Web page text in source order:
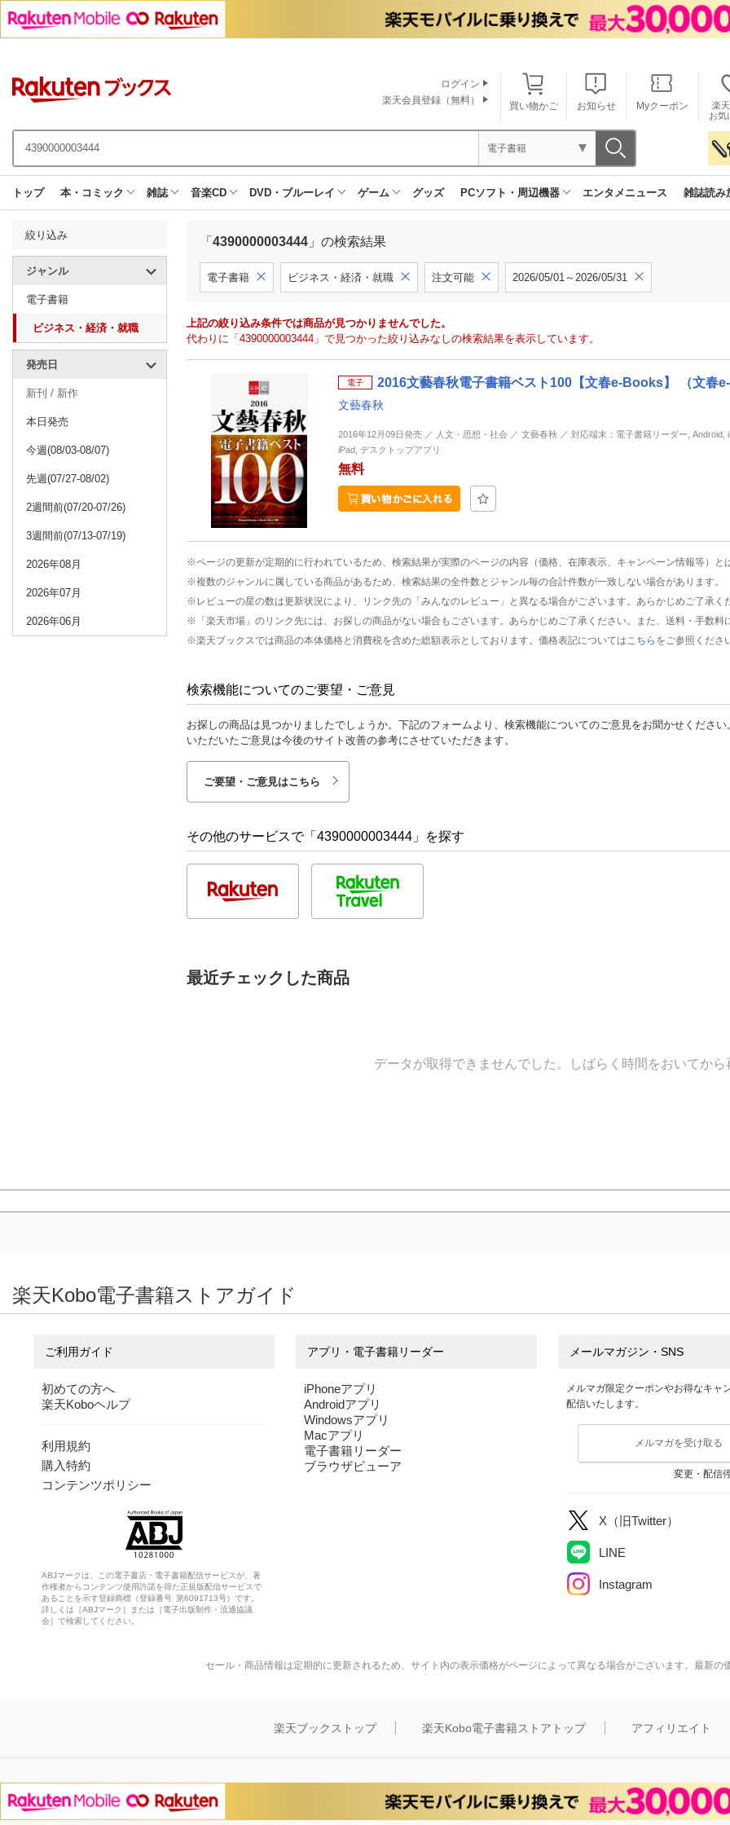
買い物かご お知らせ Myクーポン
楽
お気
ログイン
楽天会員登録（無料）
電子書籍
トップ 本・コミック 雑誌 音楽CD DVD・ブルーレイ ゲーム グッズ PCソフト・周辺機器 エンタメニュース 雑誌読み
絞り込み
ジャンル
電子書籍
ビジネス・経済・就職
発売日
新刊 / 新作
本日発売
今週(08/03-08/07)
先週(07/27-08/02)
2週間前(07/20-07/26)
3週間前(07/13-07/19)
2026年08月
2026年07月
2026年06月
「 4390000003444 」の検索結果
電子書籍 ビジネス・経済・就職 注文可能 2026/05/01～2026/05/31
上記の絞り込み条件では商品が見つかりませんでした。
代わりに「4390000003444」で見つかった絞り込みなしの検索結果を表示しています。
電子 2016文藝春秋電子書籍ベスト100【文春e-Books】 （文春
文藝春秋
2016年12月09日発売 ／ 人文・思想・社会 ／ 文藝春秋 ／ 対応端末：電子書籍リーダー, Android,
iPad, デスクトップアプリ
無料
※ページの更新が定期的に行われているため、検索結果が実際のページの内容（価格、在庫表示、キャンペーン情報等）と
※複数のジャンルに属している商品があるため、検索結果の全件数とジャンル毎の合計件数が一致しない場合があります。
※レビューの星の数は更新状況により、リンク先の「みんなのレビュー」と異なる場合がございます。あらかじめご了承く
※「楽天市場」のリンク先には、お探しの商品がない場合もございます。あらかじめご了承ください。また、送料・手数料
※楽天ブックスでは商品の本体価格と消費税を含めた総額表示としております。価格表記については こちら をご参照くださ
検索機能についてのご要望・ご意見
お探しの商品は見つかりましたでしょうか。下記のフォームより、検索機能についてのご意見をお聞かせください
いただいたご意見は今後のサイト改善の参考にさせていただきます。
ご要望・ご意見はこちら
その他のサービスで「4390000003444」を探す
最近チェックした商品
データが取得できませんでした。しばらく時間をおいてから
楽天Kobo電子書籍ストアガイド
ご利用ガイド
初めての方へ
楽天Koboヘルプ
利用規約
購入特約
コンテンツポリシー
ABJマークは、この電子書店・電子書籍配信サービスが、著
作権者からコンテンツ使用許諾を得た正規版配信サービスで
あることを示す登録商標（登録番号 第6091713号）です。
詳しくは［ABJマーク］または［電子出版制作・流通協議
会］で検索してください。
アプリ・電子書籍リーダー
iPhoneアプリ
Androidアプリ
Windowsアプリ
Macアプリ
電子書籍リーダー
ブラウザビューア
メールマガジン・SNS
メルマガ限定クーポンやお得なキャ
配信いたします。
メルマガを受け取る
変更・配信
X（旧Twitter）
LINE
Instagram
セール・商品情報は定期的に更新されるため、サイト内の表示価格がページによって異なる場合がございます。最新の
楽天ブックストップ 楽天Kobo電子書籍ストアトップ アフィリエイト